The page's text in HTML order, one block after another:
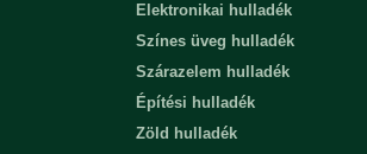
Elektronikai hulladék
Színes üveg hulladék
Szárazelem hulladék
Építési hulladék
Zöld hulladék